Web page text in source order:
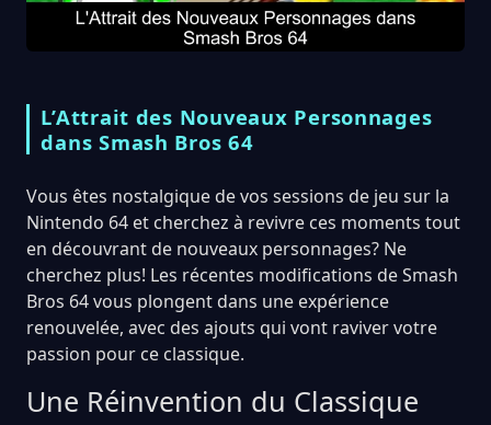
L’Attrait des Nouveaux Personnages
dans Smash Bros 64
Vous êtes nostalgique de vos sessions de jeu sur la
Nintendo 64 et cherchez à revivre ces moments tout
en découvrant de nouveaux personnages? Ne
cherchez plus! Les récentes modifications de Smash
Bros 64 vous plongent dans une expérience
renouvelée, avec des ajouts qui vont raviver votre
passion pour ce classique.
Une Réinvention du Classique